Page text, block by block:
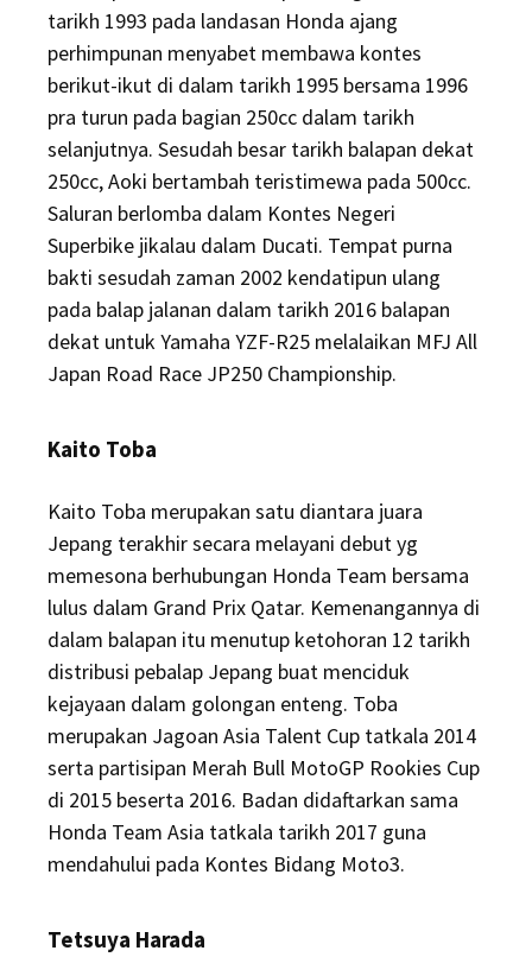
tarikh 1993 pada landasan Honda ajang
perhimpunan menyabet membawa kontes
berikut-ikut di dalam tarikh 1995 bersama 1996
pra turun pada bagian 250cc dalam tarikh
selanjutnya. Sesudah besar tarikh balapan dekat
250cc, Aoki bertambah teristimewa pada 500cc.
Saluran berlomba dalam Kontes Negeri
Superbike jikalau dalam Ducati. Tempat purna
bakti sesudah zaman 2002 kendatipun ulang
pada balap jalanan dalam tarikh 2016 balapan
dekat untuk Yamaha YZF-R25 melalaikan MFJ All
Japan Road Race JP250 Championship.
Kaito Toba
Kaito Toba merupakan satu diantara juara
Jepang terakhir secara melayani debut yg
memesona berhubungan Honda Team bersama
lulus dalam Grand Prix Qatar. Kemenangannya di
dalam balapan itu menutup ketohoran 12 tarikh
distribusi pebalap Jepang buat menciduk
kejayaan dalam golongan enteng. Toba
merupakan Jagoan Asia Talent Cup tatkala 2014
serta partisipan Merah Bull MotoGP Rookies Cup
di 2015 beserta 2016. Badan didaftarkan sama
Honda Team Asia tatkala tarikh 2017 guna
mendahului pada Kontes Bidang Moto3.
Tetsuya Harada